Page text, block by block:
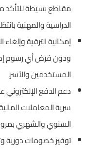
مقاطع بسيطة للتأكد
الدراسية والمهنية
إمكانية الترقية
ودون فرض أي رسوم
المستخدمين والأسر.
دعم الدفع
سرية المعاملات
السنوي والشهري
توفير خصومات